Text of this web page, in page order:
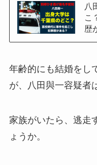
八
こ
歴
年齢的にも結婚をし
が、八田與一容疑者
家族がいたら、逃走
ょうか。